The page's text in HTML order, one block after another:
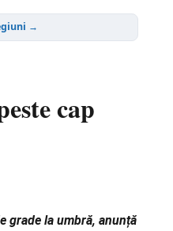
→
cap
grade la umbră, anunță